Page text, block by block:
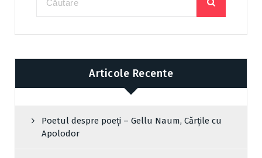
Articole Recente
Poetul despre poeți – Gellu Naum, Cărțile cu
Apolodor